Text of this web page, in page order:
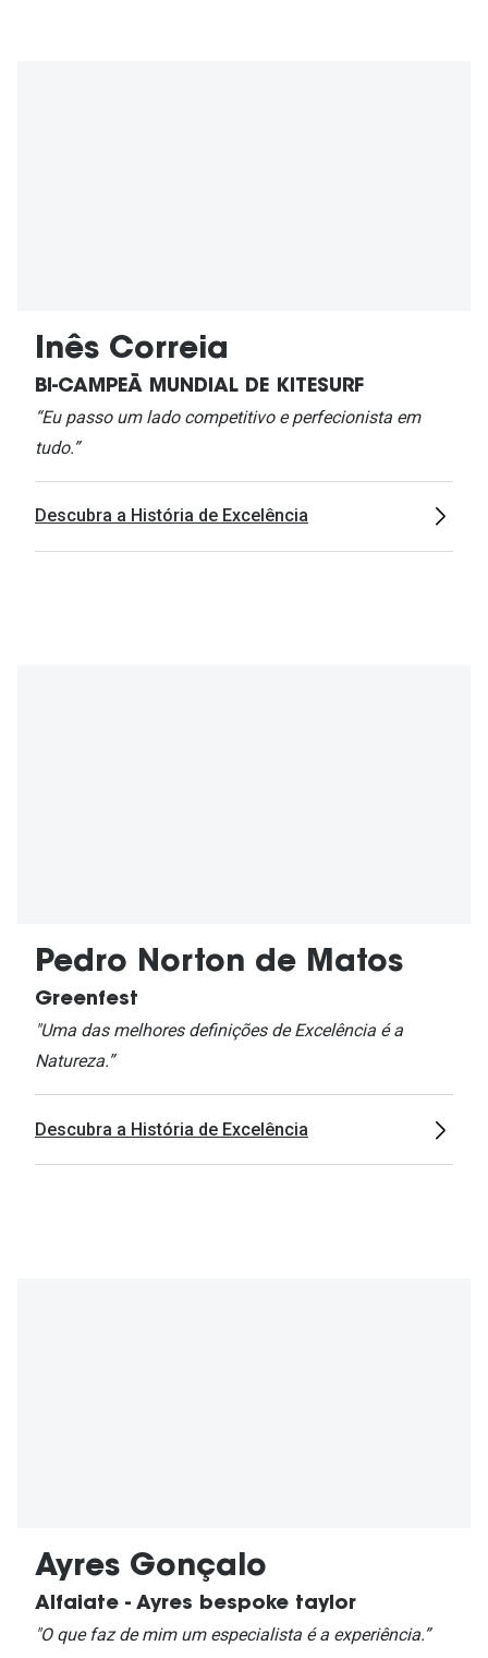
Inês Correia
BI-CAMPEÃ MUNDIAL DE KITESURF
“Eu passo um lado competitivo e perfecionista em
tudo.”
Descubra a História de Excelência
Pedro Norton de Matos
Greenfest
"Uma das melhores definições de Excelência é a
Natureza.”
Descubra a História de Excelência
Ayres Gonçalo
Alfaiate - Ayres bespoke taylor
"O que faz de mim um especialista é a experiência.”